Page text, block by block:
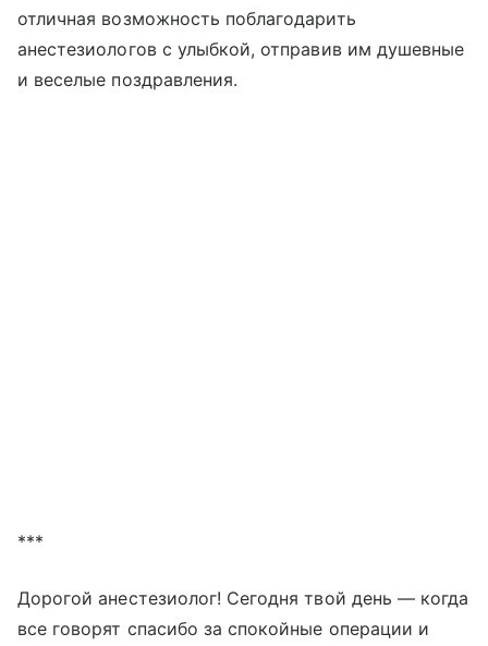
отличная возможность поблагодарить
анестезиологов с улыбкой, отправив им душевные
и веселые поздравления.
***
Дорогой анестезиолог! Сегодня твой день — когда
все говорят спасибо за спокойные операции и